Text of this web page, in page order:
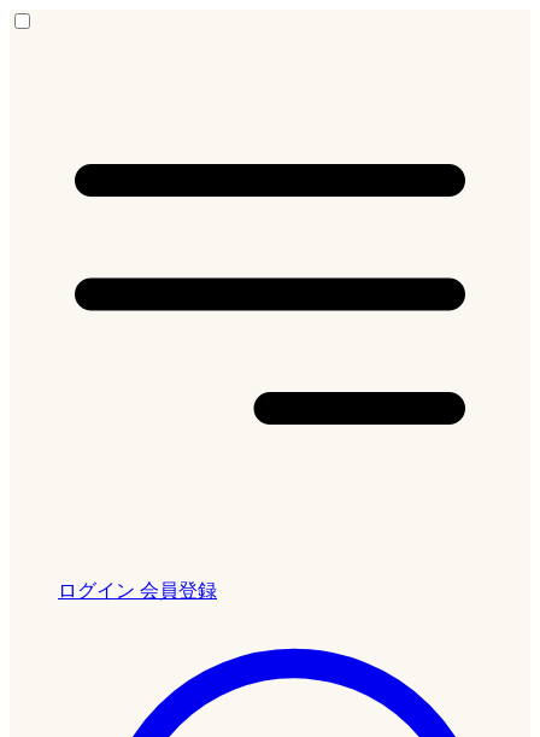
ログイン 会員登録